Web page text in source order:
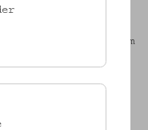
ein vielfältiges
Angeboten,
sowie zum
Ateliers gibt es
aktuellen
bekommen.